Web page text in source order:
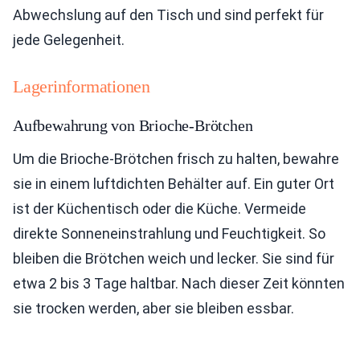
Abwechslung auf den Tisch und sind perfekt für
jede Gelegenheit.
Lagerinformationen
Aufbewahrung von Brioche-Brötchen
Um die Brioche-Brötchen frisch zu halten, bewahre
sie in einem luftdichten Behälter auf. Ein guter Ort
ist der Küchentisch oder die Küche. Vermeide
direkte Sonneneinstrahlung und Feuchtigkeit. So
bleiben die Brötchen weich und lecker. Sie sind für
etwa 2 bis 3 Tage haltbar. Nach dieser Zeit könnten
sie trocken werden, aber sie bleiben essbar.